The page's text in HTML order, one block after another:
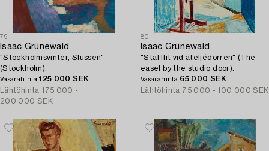
79
Isaac Grünewald
"Stockholmsvinter, Slussen"
(Stockholm).
Vasarahinta125 000 SEK
Lähtöhinta 175 000 -
200 000 SEK
80
Isaac Grünewald
"Stafflit vid ateljédörren" (The
easel by the studio door).
Vasarahinta 65 000 SEK
Lähtöhinta 75 000 - 100 000 SEK